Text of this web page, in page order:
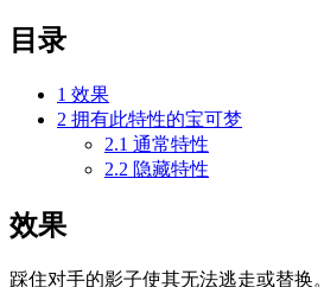
目录
1 效果
2 拥有此特性的宝可梦
2.1 通常特性
2.2 隐藏特性
效果
踩住对手的影子使其无法逃走或替换。